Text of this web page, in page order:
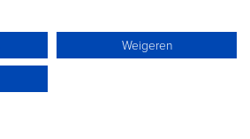
Weigeren